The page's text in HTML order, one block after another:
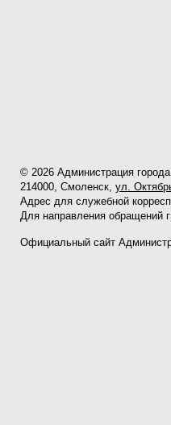
© 2026 Администрация
214000, Смоленск,ул.
Адрес для служебной
Для направления обращений
Официальный сайт